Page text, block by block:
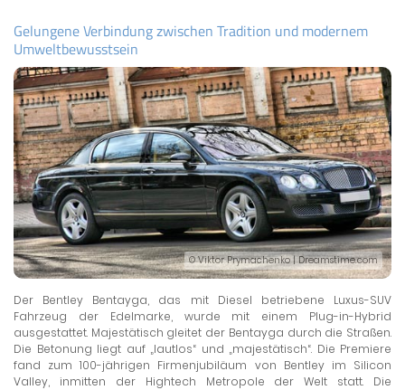
Gelungene Verbindung zwischen Tradition und modernem
Umweltbewusstsein
© Viktor Prymachenko | Dreamstime.com
Der Bentley Bentayga, das mit Diesel betriebene Luxus-SUV
Fahrzeug der Edelmarke, wurde mit einem Plug-in-Hybrid
ausgestattet. Majestätisch gleitet der Bentayga durch die Straßen.
Die Betonung liegt auf „lautlos“ und „majestätisch“. Die Premiere
fand zum 100-jährigen Firmenjubiläum von Bentley im Silicon
Valley, inmitten der Hightech Metropole der Welt statt. Die